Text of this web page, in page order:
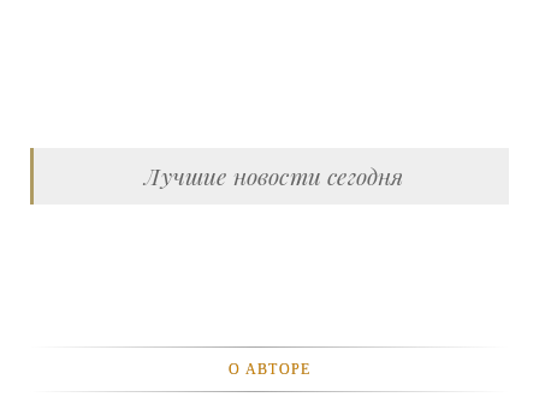
Лучшие новости сегодня
О АВТОРЕ